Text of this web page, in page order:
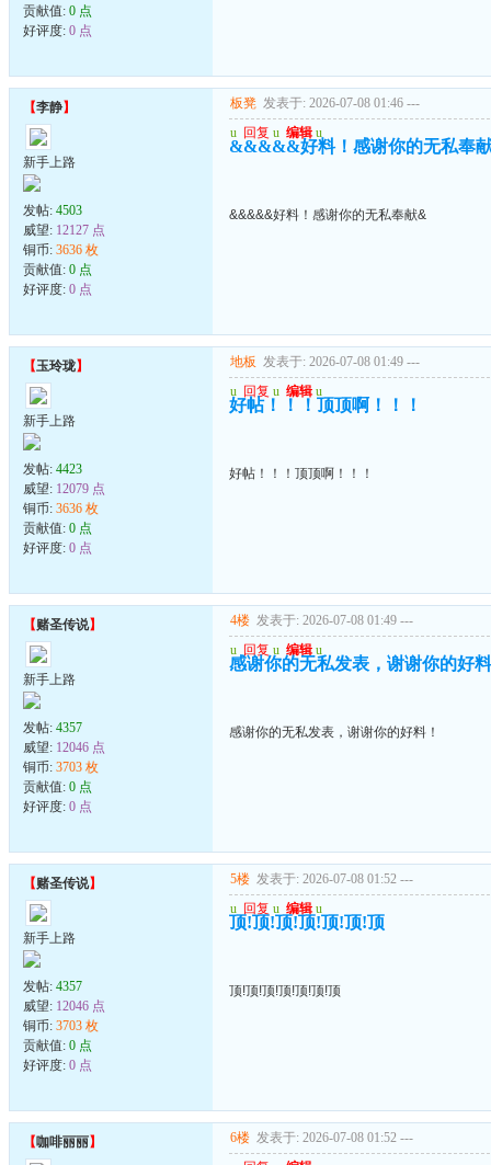
贡献值: 0 点
好评度: 0 点
【李静】
新手上路
发帖: 4503
威望: 12127 点
铜币: 3636 枚
贡献值: 0 点
好评度: 0 点
板凳 发表于: 2026-07-08 01:46 ---
u 回复 u 编辑 u
&&&&&好料！感谢你的无私奉
&&&&&好料！感谢你的无私奉献&
【玉玲珑】
新手上路
发帖: 4423
威望: 12079 点
铜币: 3636 枚
贡献值: 0 点
好评度: 0 点
地板 发表于: 2026-07-08 01:49 ---
u 回复 u 编辑 u
好帖！！！顶顶啊！！！
好帖！！！顶顶啊！！！
【赌圣传说】
新手上路
发帖: 4357
威望: 12046 点
铜币: 3703 枚
贡献值: 0 点
好评度: 0 点
4楼 发表于: 2026-07-08 01:49 ---
u 回复 u 编辑 u
感谢你的无私发表，谢谢你的好
感谢你的无私发表，谢谢你的好料！
【赌圣传说】
新手上路
发帖: 4357
威望: 12046 点
铜币: 3703 枚
贡献值: 0 点
好评度: 0 点
5楼 发表于: 2026-07-08 01:52 ---
u 回复 u 编辑 u
顶!顶!顶!顶!顶!顶!顶
顶!顶!顶!顶!顶!顶!顶
【咖啡丽丽】 6楼 发表于: 2026-07-08 01:52 ---